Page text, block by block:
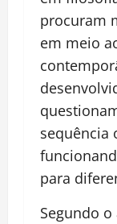
procuram
em meio
sequência
para
Segundo